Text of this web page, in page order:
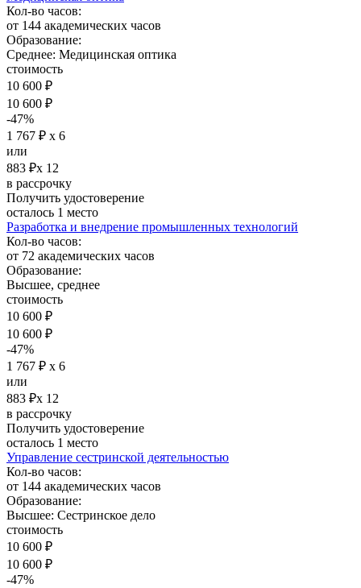
Кол-во часов:
от 144 академических часов
Образование:
Среднее: Медицинская оптика
стоимость
10 600 ₽
10 600 ₽
-47%
1 767 ₽ х 6
или
883 ₽х 12
в рассрочку
Получить удостоверение
осталось 1 место
Разработка и внедрение промышленных технологий
Кол-во часов:
от 72 академических часов
Образование:
Высшее, среднее
стоимость
10 600 ₽
10 600 ₽
-47%
1 767 ₽ х 6
или
883 ₽х 12
в рассрочку
Получить удостоверение
осталось 1 место
Управление сестринской деятельностью
Кол-во часов:
от 144 академических часов
Образование:
Высшее: Сестринское дело
стоимость
10 600 ₽
10 600 ₽
-47%